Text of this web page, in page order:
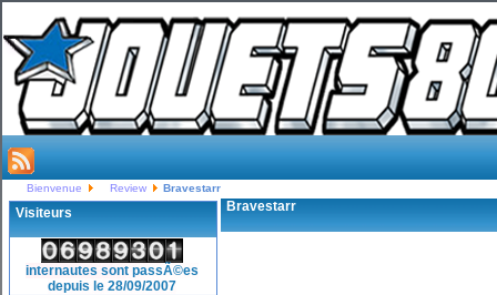
Bienvenue Review Bravestarr
Visiteurs
internautes sont passÃ©es
depuis le 28/09/2007
Bravestarr